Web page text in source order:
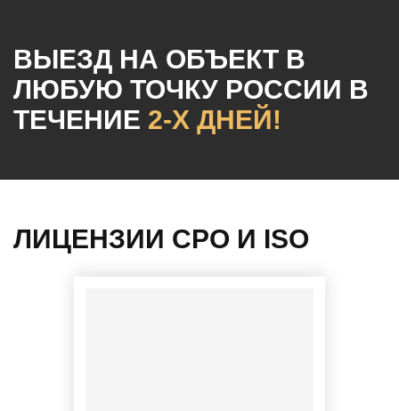
ВЫЕЗД НА ОБЪЕКТ В
ЛЮБУЮ ТОЧКУ РОССИИ В
ТЕЧЕНИЕ 2-Х ДНЕЙ!
ЛИЦЕНЗИИ СРО И ISO